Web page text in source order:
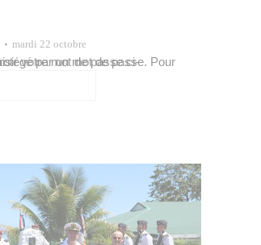
mardi 22 octobre